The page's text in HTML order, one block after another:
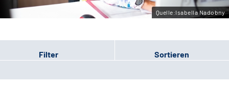
Quelle:Isabella Nadobny
Filter Sortieren